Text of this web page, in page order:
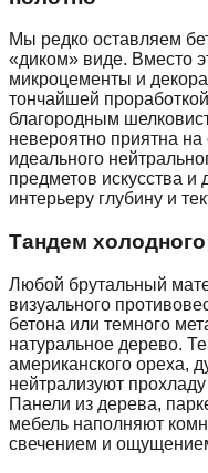
Мы редко оставляем
«диком» виде. Вместо
микроцементы и
тончайшей
благородным
невероятно приятна
идеального
предметов искусства и
интерьеру глубину и
Тандем
Любой брутальный
визуального
бетона или темного
натуральное дерево.
американского ореха,
нейтрализуют
Панели из дерева,
мебель наполняют
свечением и